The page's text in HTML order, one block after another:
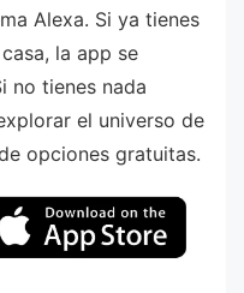
Alexa. Si ya tienes
la app se
no tienes nada
el universo de
opciones gratuitas.